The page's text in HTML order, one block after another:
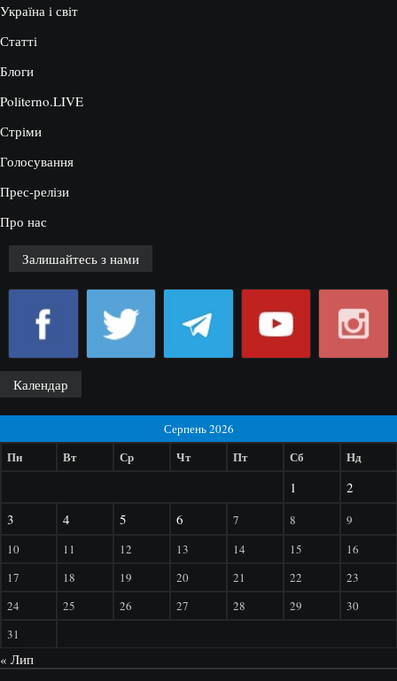
Україна і світ
Статті
Блоги
Politerno.LIVE
Стріми
Голосування
Прес-релізи
Про нас
Залишайтесь з нами
Календар
Серпень 2026
Пн Вт Ср Чт Пт Сб Нд
1
2
3
4 5 6 7 8
9
10
11 12 13 14 15
16
17
18 19 20 21 22
23
24
25 26 27 28 29
30
31
« Лип